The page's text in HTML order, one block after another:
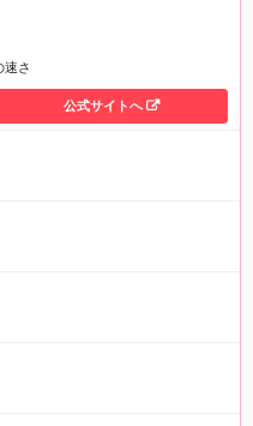
速さ
公式サイトへ